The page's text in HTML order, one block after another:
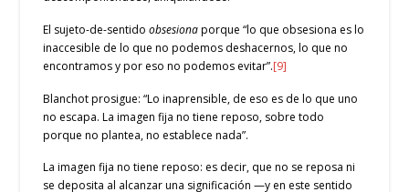
El sujeto-de-sentidoobsesionaporque “lo que obsesiona es lo
inaccesible de lo que no podemos deshacernos, lo que no
encontramos y por eso no podemos evitar”.[9]
Blanchot prosigue: “Lo inaprensible, de eso es de lo que uno
no escapa. La imagen fija no tiene reposo, sobre todo
porque no plantea, no establece nada”.
La imagen fija no tiene reposo: es decir, que no se reposa ni
se deposita al alcanzar una significación —y en este sentido